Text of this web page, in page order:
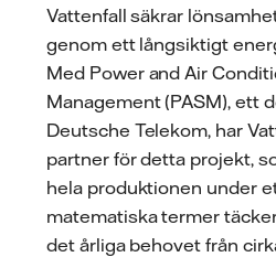
Vattenfall säkrar
genom ett långsiktigt
Med Power and Air
Management (PASM), ett
Deutsche Telekom, har
partner för detta projekt,
hela produktionen under
matematiska termer
det årliga behovet från